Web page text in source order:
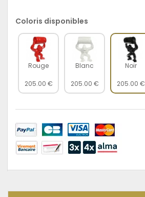
Coloris disponibles
Rouge
205.00 €
Blanc
205.00 €
Noir
205.00 €